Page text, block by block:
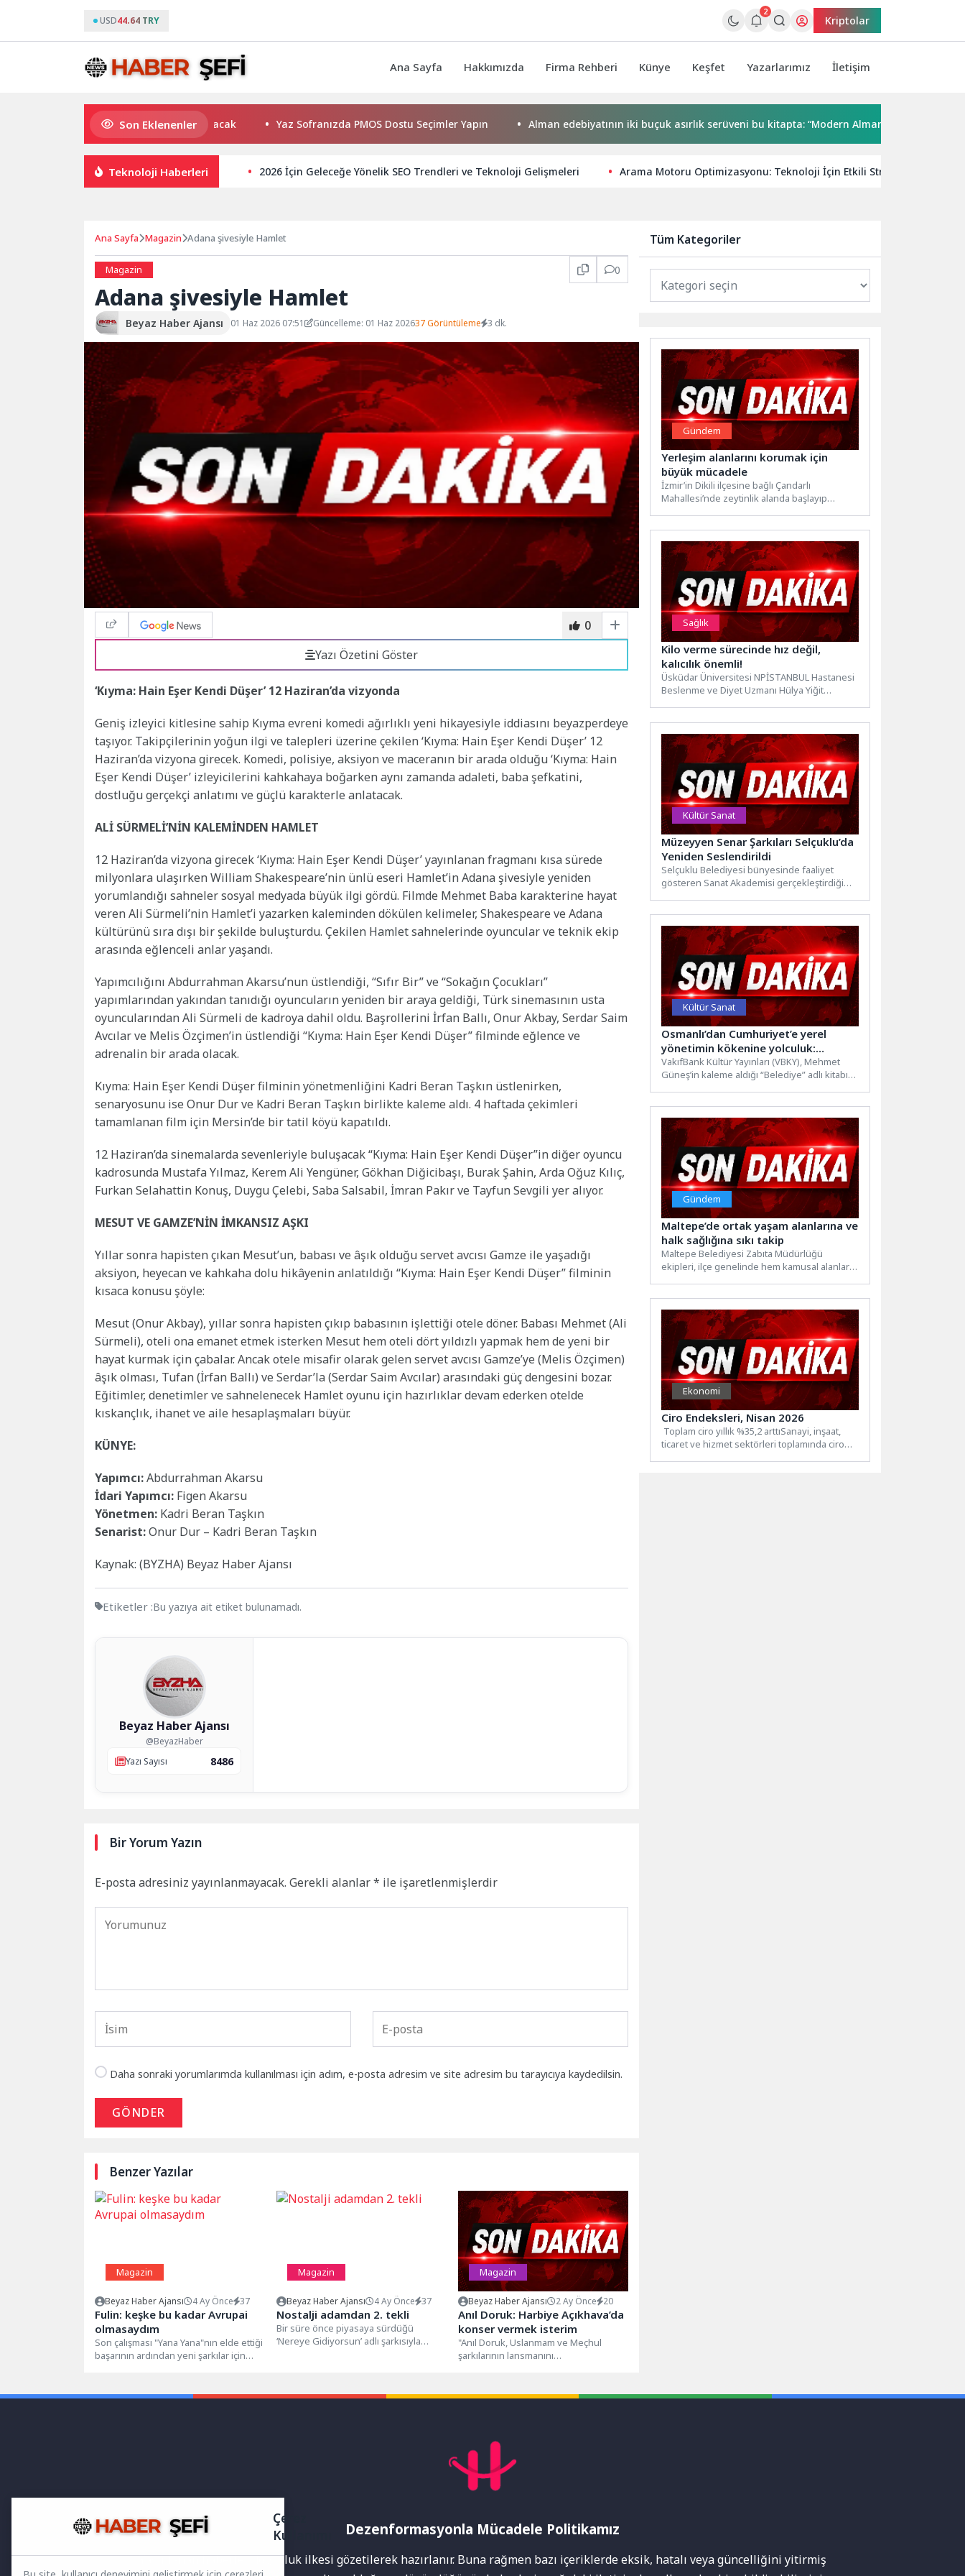
USD44.64 TRY
2
Kriptolar
Ana Sayfa Hakkımızda Firma Rehberi Künye Keşfet Yazarlarımız İletişim
Son Eklenenler
Kocaeli’de adrenalin zirve yapacak Yaz Sofranızda PMOS Dostu Seçimler Yapın Alman edebiyatının iki buçuk asırlık serüveni bu kitapta: “Modern Alman Edebiyatı”
Teknoloji Haberleri 2026 İçin Geleceğe Yönelik SEO Trendleri ve Teknoloji Gelişmeleri Arama Motoru Optimizasyonu: Teknoloji İçin Etkili Stratejiler
Ana Sayfa Magazin Adana şivesiyle Hamlet
Magazin 0
Adana şivesiyle Hamlet
Beyaz Haber Ajansı 01 Haz 2026 07:51 Güncelleme: 01 Haz 202637 Görüntüleme 3 dk.
0
Yazı Özetini Göster
‘Kıyma: Hain Eşer Kendi Düşer’ 12 Haziran’da vizyonda
Geniş izleyici kitlesine sahip Kıyma evreni komedi ağırlıklı yeni hikayesiyle iddiasını beyazperdeye
taşıyor. Takipçilerinin yoğun ilgi ve talepleri üzerine çekilen ‘Kıyma: Hain Eşer Kendi Düşer’ 12
Haziran’da vizyona girecek. Komedi, polisiye, aksiyon ve maceranın bir arada olduğu ‘Kıyma: Hain
Eşer Kendi Düşer’ izleyicilerini kahkahaya boğarken aynı zamanda adaleti, baba şefkatini,
dostluğu gerçekçi anlatımı ve güçlü karakterle anlatacak.
ALİ SÜRMELİ’NİN KALEMİNDEN HAMLET
12 Haziran’da vizyona girecek ‘Kıyma: Hain Eşer Kendi Düşer’ yayınlanan fragmanı kısa sürede
milyonlara ulaşırken William Shakespeare’nin ünlü eseri Hamlet’in Adana şivesiyle yeniden
yorumlandığı sahneler sosyal medyada büyük ilgi gördü. Filmde Mehmet Baba karakterine hayat
veren Ali Sürmeli’nin Hamlet’i yazarken kaleminden dökülen kelimeler, Shakespeare ve Adana
kültürünü sıra dışı bir şekilde buluşturdu. Çekilen Hamlet sahnelerinde oyuncular ve teknik ekip
arasında eğlenceli anlar yaşandı.
Yapımcılığını Abdurrahman Akarsu’nun üstlendiği, “Sıfır Bir” ve “Sokağın Çocukları”
yapımlarından yakından tanıdığı oyuncuların yeniden bir araya geldiği, Türk sinemasının usta
oyuncularından Ali Sürmeli de kadroya dahil oldu. Başrollerini İrfan Ballı, Onur Akbay, Serdar Saim
Avcılar ve Melis Özçimen’in üstlendiği “Kıyma: Hain Eşer Kendi Düşer” filminde eğlence ve
adrenalin bir arada olacak.
Kıyma: Hain Eşer Kendi Düşer filminin yönetmenliğini Kadri Beran Taşkın üstlenirken,
senaryosunu ise Onur Dur ve Kadri Beran Taşkın birlikte kaleme aldı. 4 haftada çekimleri
tamamlanan film için Mersin’de bir tatil köyü kapatıldı.
12 Haziran’da sinemalarda sevenleriyle buluşacak “Kıyma: Hain Eşer Kendi Düşer”in diğer oyuncu
kadrosunda Mustafa Yılmaz, Kerem Ali Yengüner, Gökhan Diğicibaşı, Burak Şahin, Arda Oğuz Kılıç,
Furkan Selahattin Konuş, Duygu Çelebi, Saba Salsabil, İmran Pakır ve Tayfun Sevgili yer alıyor.
MESUT VE GAMZE’NİN İMKANSIZ AŞKI
Yıllar sonra hapisten çıkan Mesut’un, babası ve âşık olduğu servet avcısı Gamze ile yaşadığı
aksiyon, heyecan ve kahkaha dolu hikâyenin anlatıldığı “Kıyma: Hain Eşer Kendi Düşer” filminin
kısaca konusu şöyle:
Mesut (Onur Akbay), yıllar sonra hapisten çıkıp babasının işlettiği otele döner. Babası Mehmet (Ali
Sürmeli), oteli ona emanet etmek isterken Mesut hem oteli dört yıldızlı yapmak hem de yeni bir
hayat kurmak için çabalar. Ancak otele misafir olarak gelen servet avcısı Gamze’ye (Melis Özçimen)
âşık olması, Tufan (İrfan Ballı) ve Serdar’la (Serdar Saim Avcılar) arasındaki güç dengesini bozar.
Eğitimler, denetimler ve sahnelenecek Hamlet oyunu için hazırlıklar devam ederken otelde
kıskançlık, ihanet ve aile hesaplaşmaları büyür.
KÜNYE:
Yapımcı:Abdurrahman Akarsu
İdari Yapımcı: Figen Akarsu
Yönetmen: Kadri Beran Taşkın
Senarist:Onur Dur – Kadri Beran Taşkın
Kaynak: (BYZHA) Beyaz Haber Ajansı
Etiketler :Bu yazıya ait etiket bulunamadı.
Beyaz Haber Ajansı
@BeyazHaber
Yazı Sayısı
8486
Bir Yorum Yazın
E-posta adresiniz yayınlanmayacak. Gerekli alanlar* ile işaretlenmişlerdir
Daha sonraki yorumlarımda kullanılması için adım, e-posta adresim ve site adresim bu tarayıcıya kaydedilsin.
GÖNDER
Benzer Yazılar
Magazin
Beyaz Haber Ajansı 4 Ay Önce 37
Fulin: keşke bu kadar Avrupai
olmasaydım
Son çalışması "Yana Yana"nın elde ettiği
başarının ardından yeni şarkılar için
Magazin
Beyaz Haber Ajansı 4 Ay Önce 37
Nostalji adamdan 2. tekli
Bir süre önce piyasaya sürdüğü
‘Nereye Gidiyorsun’ adlı şarkısıyla
Magazin
Beyaz Haber Ajansı 2 Ay Önce 20
Anıl Doruk: Harbiye Açıkhava’da
konser vermek isterim
"Anıl Doruk, Uslanmam ve Meçhul
şarkılarının lansmanını
sevilen...
Tüm Kategoriler
Gündem
Yerleşim alanlarını korumak için
büyük mücadele
İzmir’in Dikili ilçesine bağlı Çandarlı
Mahallesi’nde zeytinlik alanda başlayıp
Sağlık
Kilo verme sürecinde hız değil,
kalıcılık önemli!
Üsküdar Üniversitesi NPİSTANBUL Hastanesi
Beslenme ve Diyet Uzmanı Hülya Yiğit
Kültür Sanat
Müzeyyen Senar Şarkıları Selçuklu’da
Yeniden Seslendirildi
Selçuklu Belediyesi bünyesinde faaliyet
gösteren Sanat Akademisi gerçekleştirdiği
Kültür Sanat
Osmanlı’dan Cumhuriyet’e yerel
yönetimin kökenine yolculuk:
“Belediye”
VakıfBank Kültür Yayınları (VBKY), Mehmet
Güneş’in kaleme aldığı “Belediye” adlı kitabı
Gündem
Maltepe’de ortak yaşam alanlarına ve
halk sağlığına sıkı takip
Maltepe Belediyesi Zabıta Müdürlüğü
ekipleri, ilçe genelinde hem kamusal alanların
Ekonomi
Ciro Endeksleri, Nisan 2026
Toplam ciro yıllık %35,2 arttıSanayi, inşaat,
ticaret ve hizmet sektörleri toplamında ciro
Dezenformasyonla Mücadele Politikamız
Yayınlanan haberler doğruluk ilkesi gözetilerek hazırlanır. Buna rağmen bazı içeriklerde eksik, hatalı veya güncelliğini yitirmiş
Çerez
Kullanımı